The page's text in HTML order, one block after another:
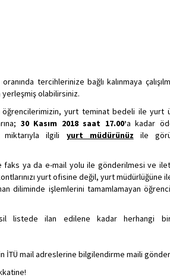
tercihlerinize bağlı kalınmaya
olabilirsiniz.
yurt teminat bedeli ile yurt
30 Kasım 2018 saat 17.00’a kadar
ilgili yurt müdürünüz ile
faks ya da e-mail yolu ile gönderilmesi ve
yurt ofisine değil, yurt müdürlüğüne
diliminde işlemlerini tamamlamayan
listede ilan edilene kadar herhangi
İTÜ mail adreslerine bilgilendirme maili